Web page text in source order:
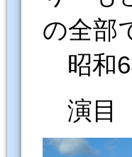
の全部
昭和
演目